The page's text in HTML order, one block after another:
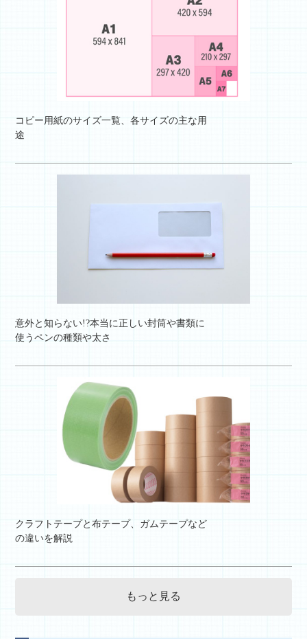
コピー用紙のサイズ一覧、各サイズの主な用
途
意外と知らない!?本当に正しい封筒や書類に
使うペンの種類や太さ
クラフトテープと布テープ、ガムテープなど
の違いを解説
もっと見る